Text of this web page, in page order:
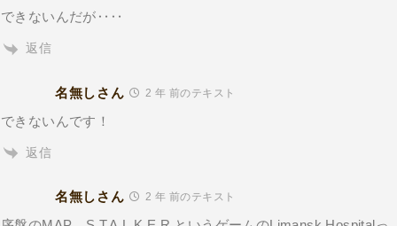
できないんだが‥‥
返信
名無しさん 2 年 前のテキスト
できないんです！
返信
名無しさん 2 年 前のテキスト